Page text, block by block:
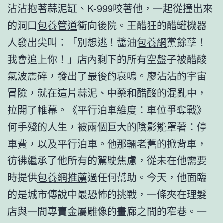
沾沾抱著蒜泥缸、K-999咬著他，一起從撞出來
的洞口包養管道衝向後院。王醋狂的醋罐機器
人發出尖叫：「別想逃！醬油包養網黨餘孽！
我會追上你！」店內剩下的所有空盤子被醋酸
氣波震碎，發出了最後的哀鳴。廖沾沾的宇宙
冒險，就在這片蒜泥、中藥和醋酸的混亂中，
拉開了帷幕。《平行泊車維度：車位爭奪戰》
何手殘的人生，被兩個巨大的陰影籠罩著：停
車費，以及平行泊車。他那輛老舊的掀背車，
彷彿繼承了他所有的駕駛焦慮，從未在他需要
時提供包養網推薦過任何幫助。今天，他面臨
的是城市傳說中最恐怖的挑戰，一條夾在理髮
店與一間專賣金屬雕像的畫廊之間的窄巷。一